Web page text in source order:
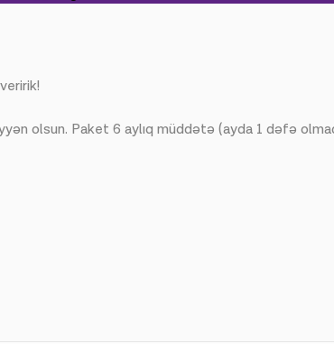
olsun. Paket 6 aylıq müddətə (ayda 1 dəfə